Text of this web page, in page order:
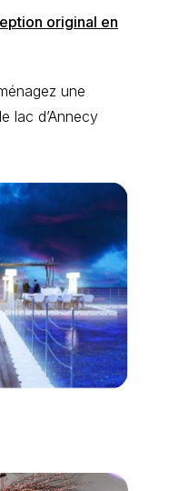
original en
une
lac d’Annecy